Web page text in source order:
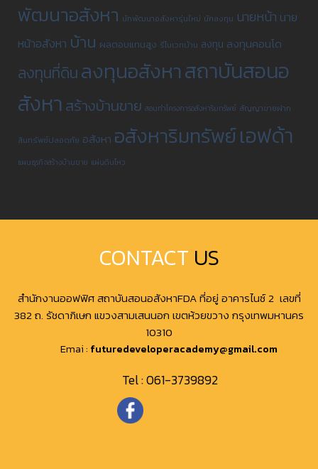
พัฒนาอสังหา นักพัฒนาอสังหารุ่นใหม่ นักลงทุน นายหน้า นาย
หน้าอสังหา บ้าน ผลตอบแทนสูง รีโนเวทบ้าน ลงทุน ลงทุนคอนโด
ลงทุนที่ดินลงทุนอสังหาสถาบันสอนอ
สังหาสร้างบ้านขาย สอนทำโครงการอสังหาริมทรัพย์ สัญญาขายฝาก
สินทรัพย์ปลอดภัย อสังหา อสังหาริมทรัพย์เอฟด้า
แผนธุรกิจสร้างบ้านขาย แผ่นดินไหว
CONTACT US
สำนักงานออฟฟิศ สถาบันสอนอสังหาFDA ที่อยู่ อาคารไนซ์ 2 เลขที่
382 ถ. รัชดาภิเษก แขวงสามเสนนอก เขตห้วยขวาง กรุงเทพมหานคร
10310
Emai : futuredeveloperacademy@gmail.com
Tel :061-3739892